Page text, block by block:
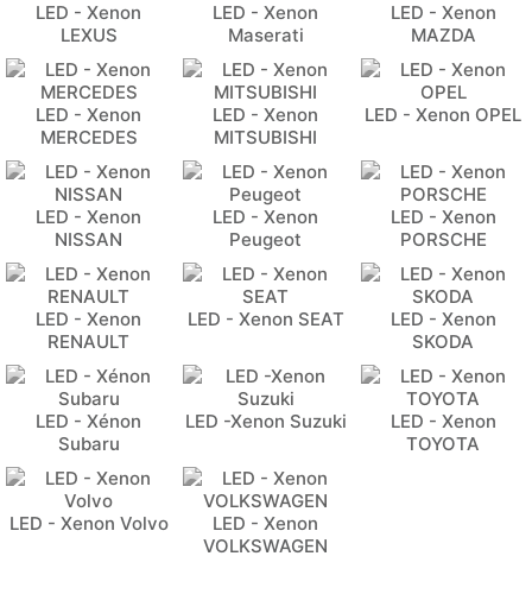
LED - Xenon
LEXUS
LED - Xenon
Maserati
LED - Xenon
MAZDA
LED - Xenon
MERCEDES
LED - Xenon
MITSUBISHI
LED - Xenon OPEL
LED - Xenon
NISSAN
LED - Xenon
Peugeot
LED - Xenon
PORSCHE
LED - Xenon
RENAULT
LED - Xenon SEAT
LED - Xenon
SKODA
LED - Xénon
Subaru
LED -Xenon Suzuki
LED - Xenon
TOYOTA
LED - Xenon Volvo
LED - Xenon
VOLKSWAGEN